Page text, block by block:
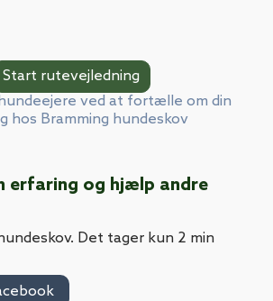
ved at fortælle om din
hos Bramming hundeskov
erfaring og hjælp andre
Det tager kun 2 min